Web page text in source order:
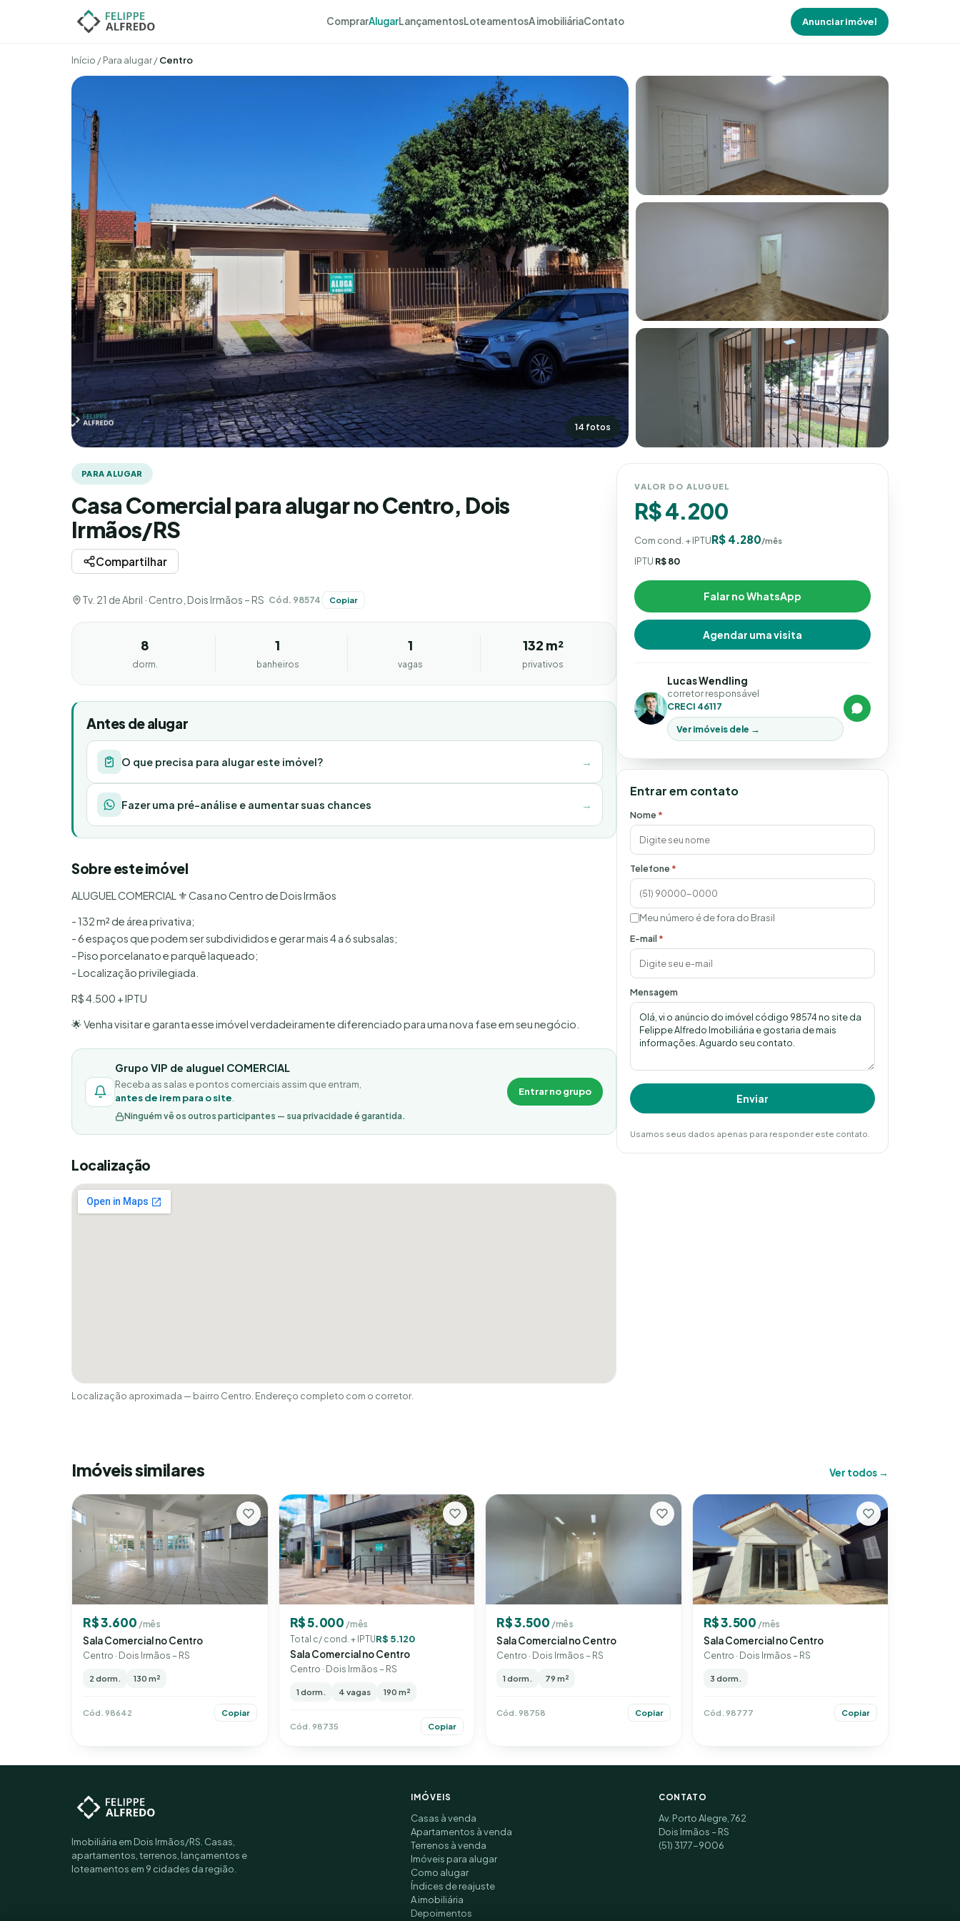
ComprarAlugarLançamentosLoteamentosA imobiliáriaContato Anunciar imóvel
Início /Para alugar/Centro
14 fotos
PARA ALUGAR
Casa Comercial para alugar no Centro, Dois
Irmãos/RS
Compartilhar
Tv. 21 de Abril · Centro, Dois Irmãos – RS Cód. 98574 Copiar
8
dorm.
1
banheiros
1
vagas
132 m²
privativos
Antes de alugar
O que precisa para alugar este imóvel? →
Fazer uma pré-análise e aumentar suas chances →
Sobre este imóvel
ALUGUEL COMERCIAL ⚜️ Casa no Centro de Dois Irmãos
- 132 m² de área privativa;
- 6 espaços que podem ser subdivididos e gerar mais 4 a 6 subsalas;
- Piso porcelanato e parquê laqueado;
- Localização privilegiada.
R$ 4.500 + IPTU
🌟 Venha visitar e garanta esse imóvel verdadeiramente diferenciado para uma nova fase em seu negócio.
Grupo VIP de aluguel COMERCIAL
Receba as salas e pontos comerciais assim que entram,
antes de irem para o site
Ninguém vê os outros participantes — sua privacidade é garantida.
Entrar no grupo
Localização
Localização aproximada — bairro Centro. Endereço completo com o corretor.
VALOR DO ALUGUEL
R$ 4.200
Com cond. + IPTUR$ 4.280/mês
IPTU R$ 80
Falar no WhatsApp
Agendar uma visita
Lucas Wendling
corretor responsável
CRECI 46117
Ver imóveis dele →
Entrar em contato
Nome *
Telefone *
Meu número é de fora do Brasil
E-mail *
Mensagem
Enviar
Usamos seus dados apenas para responder este contato.
Imóveis similares Ver todos →
R$ 3.600 /mês
Sala Comercial no Centro
Centro · Dois Irmãos – RS
2 dorm. 130 m²
Cód. 98642 Copiar
R$ 5.000 /mês
Total c/ cond. + IPTUR$ 5.120
Sala Comercial no Centro
Centro · Dois Irmãos – RS
1 dorm. 4 vagas 190 m²
Cód. 98735 Copiar
R$ 3.500 /mês
Sala Comercial no Centro
Centro · Dois Irmãos – RS
1 dorm. 79 m²
Cód. 98758 Copiar
R$ 3.500 /mês
Sala Comercial no Centro
Centro · Dois Irmãos – RS
3 dorm.
Cód. 98777 Copiar
Imobiliária em Dois Irmãos/RS. Casas,
apartamentos, terrenos, lançamentos e
loteamentos em 9 cidades da região.
IMÓVEIS
Casas à venda
Apartamentos à venda
Terrenos à venda
Imóveis para alugar
Como alugar
Índices de reajuste
A imobiliária
Depoimentos
CONTATO
Av. Porto Alegre, 762
Dois Irmãos – RS
(51) 3177-9006